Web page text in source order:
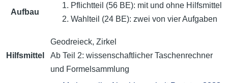
Aufbau
Pflichtteil (56 BE): mit und ohne Hilfsmittel
Wahlteil (24 BE): zwei von vier Aufgaben
Hilfs­mittel
Geodreieck, Zirkel
Ab Teil 2: wissen­schaftlicher Taschenrechner
und Formelsammlung